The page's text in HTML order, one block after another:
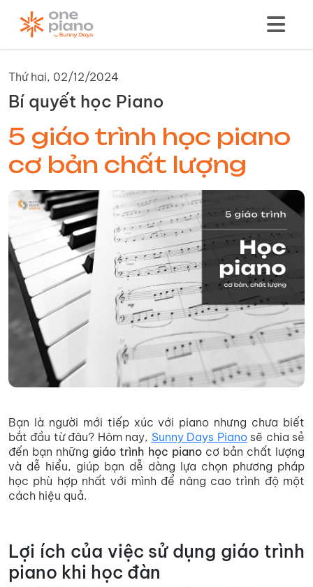
Thứ hai, 02/12/2024
Bí quyết học Piano
5 giáo trình học piano
cơ bản chất lượng
Bạn là người mới tiếp xúc với piano nhưng chưa biết
bắt đầu từ đâu? Hôm nay, Sunny Days Pianosẽ chia sẻ
đến bạn những giáo trình học pianocơ bản chất lượng
và dễ hiểu, giúp bạn dễ dàng lựa chọn phương pháp
học phù hợp nhất với mình để nâng cao trình độ một
cách hiệu quả.
Lợi ích của việc sử dụng giáo trình
piano khi học đàn